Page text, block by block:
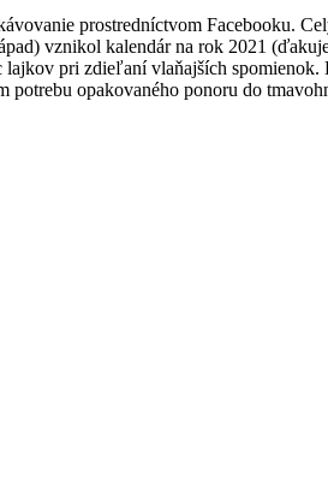
prostredníctvom Facebooku.
vznikol kalendár na rok 2021
pri zdieľaní vlaňajších
opakovaného ponoru do